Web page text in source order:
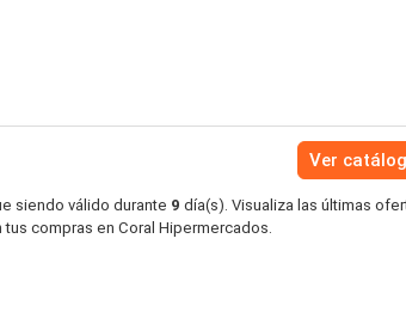
Ver
siendo válido durante 9 día(s). Visualiza las últimas
compras en Coral Hipermercados.